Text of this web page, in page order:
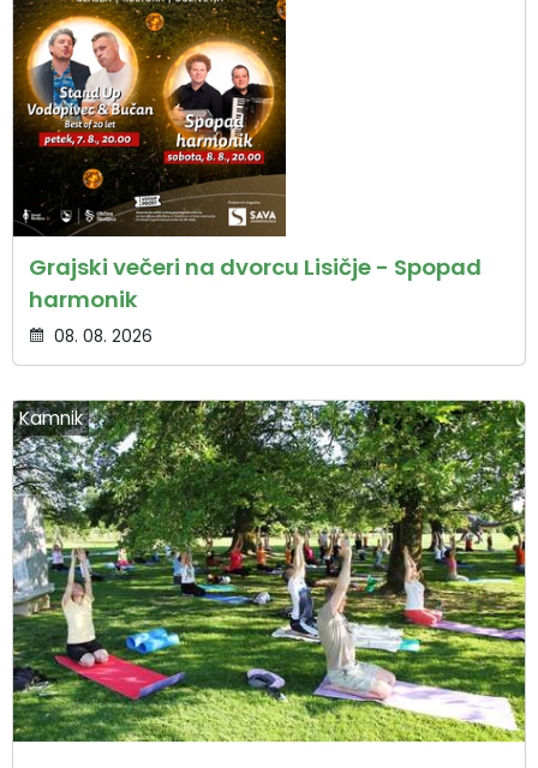
Grajski večeri na dvorcu Lisičje - Spopad
harmonik
08. 08. 2026
Kamnik